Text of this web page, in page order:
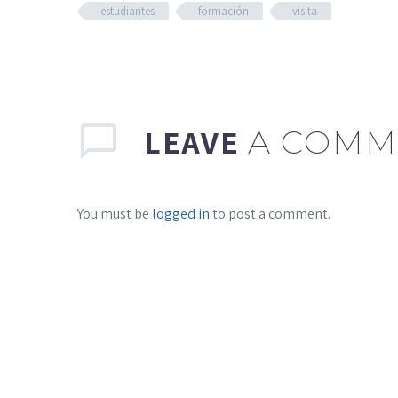
estudiantes formación visita
LEAVE A
You must be logged into post a comment.